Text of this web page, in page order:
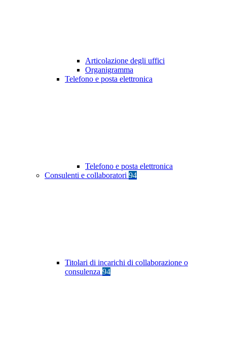
Articolazione degli uffici
Organigramma
Telefono e posta elettronica
Telefono e posta elettronica
Consulenti e collaboratori 94
Titolari di incarichi di collaborazione o
consulenza 94